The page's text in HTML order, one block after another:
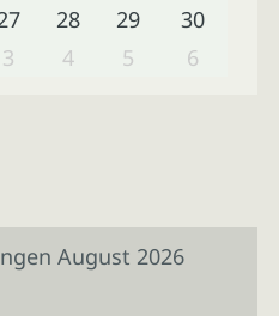
28 29
30
3 4 5 6
August 2026